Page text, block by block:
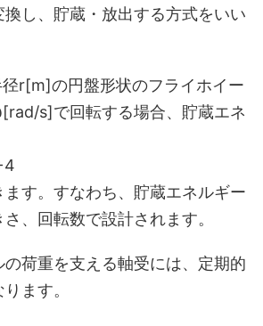
し、貯蔵・放出する方式をいい
r[m]の円盤形状のフライホイー
s]で回転する場合、貯蔵エネ
す。すなわち、貯蔵エネルギー
、回転数で設計されます。
荷重を支える軸受には、定期的
ます。